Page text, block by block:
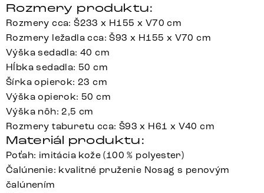
Rozmery produktu:
Rozmery cca: Š233 x H155 x V70 cm
Rozmery ležadla cca: Š93 x H155 x V70 cm
Výška sedadla: 40 cm
Hĺbka sedadla: 50 cm
Šírka opierok: 23 cm
Výška opierok: 50 cm
Výška nôh: 2,5 cm
Rozmery taburetu cca: Š93 x H61 x V40 cm
Materiál produktu:
Poťah: imitácia kože (100 % polyester)
Čalúnenie: kvalitné pruženie Nosag s penovým
čalúnením